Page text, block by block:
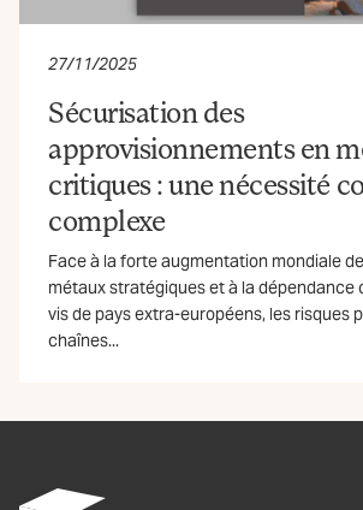
27/11/2025
Sécurisation des
approvisionnements en
critiques : une nécessité
complexe
Face à la forte augmentation mondiale
métaux stratégiques et à la dépendance
vis de pays extra-européens, les risques
chaînes...